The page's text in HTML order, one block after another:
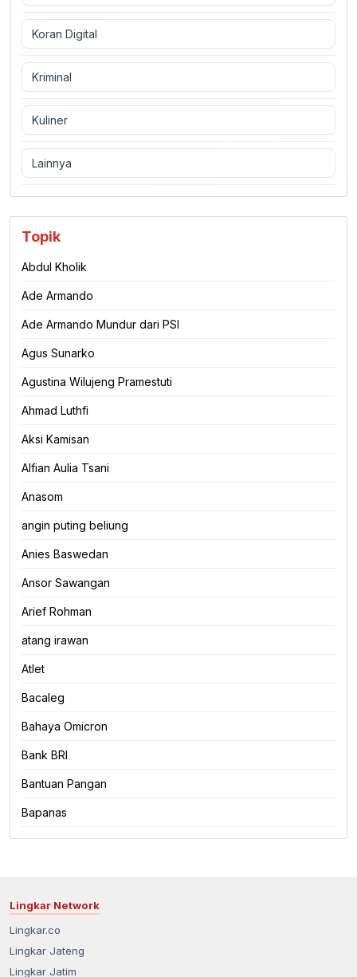
Koran Digital
Kriminal
Kuliner
Lainnya
Topik
Abdul Kholik
Ade Armando
Ade Armando Mundur dari PSI
Agus Sunarko
Agustina Wilujeng Pramestuti
Ahmad Luthfi
Aksi Kamisan
Alfian Aulia Tsani
Anasom
angin puting beliung
Anies Baswedan
Ansor Sawangan
Arief Rohman
atang irawan
Atlet
Bacaleg
Bahaya Omicron
Bank BRI
Bantuan Pangan
Bapanas
Lingkar Network
Lingkar.co
Lingkar Jateng
Lingkar Jatim